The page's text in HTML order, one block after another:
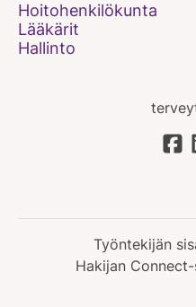
Hoitohenkilökunta
Lääkärit
Hallinto
Työntekijän
Hakijan